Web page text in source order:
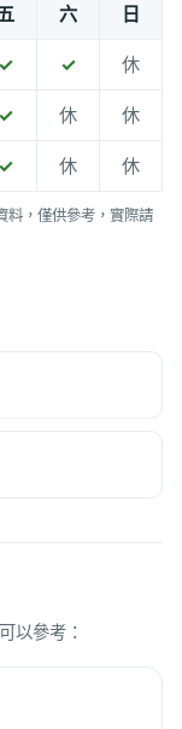
六 日
✓ ✓ 休
✓ 休 休
✓ 休 休
料，僅供參考，實際請
以參考：